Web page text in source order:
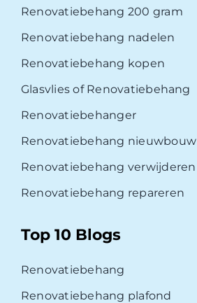
Renovatiebehang 200 gram
Renovatiebehang nadelen
Renovatiebehang kopen
Glasvlies of Renovatiebehang
Renovatiebehanger
Renovatiebehang nieuwbouw
Renovatiebehang verwijderen
Renovatiebehang repareren
Top 10 Blogs
Renovatiebehang
Renovatiebehang plafond